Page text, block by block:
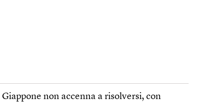
non accenna a risolversi, con